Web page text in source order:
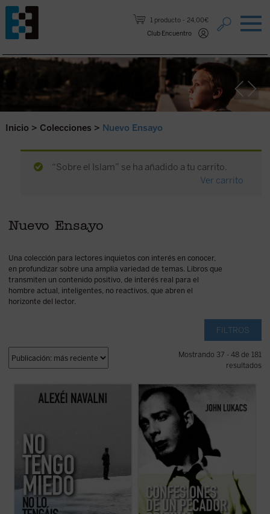
1 producto
24,00€
Club Encuentro
Saltar al contenido.
Inicio > Colecciones > Nuevo Ensayo
“Sobre el Islam” se ha añadido a tu carrito.
Ver carrito
Nuevo Ensayo
Una colección para lectores inquietos con interés en conocer,
en profundizar sobre una amplia variedad de temas. Libros que
transmiten un contenido positivo, de interés real para el
hombre actual, inteligentes, no reactivos, que abren el
horizonte del lector.
FILTROS
Mostrando 37 - 48 de 181
resultados
Este libro reúne un conjunto de reflexiones
públicas y privadas de Alexei Navalni, el
En esta elocuente y sugerente
«autohistoria», John Lukacs, distinguido
historiador y escritor, describe la historia
de sus propias convicciones y creencias.
Un viaje que nos lleva desde la Hungría de
los años treinta y la asolada Budapest de ...
(ver ficha)